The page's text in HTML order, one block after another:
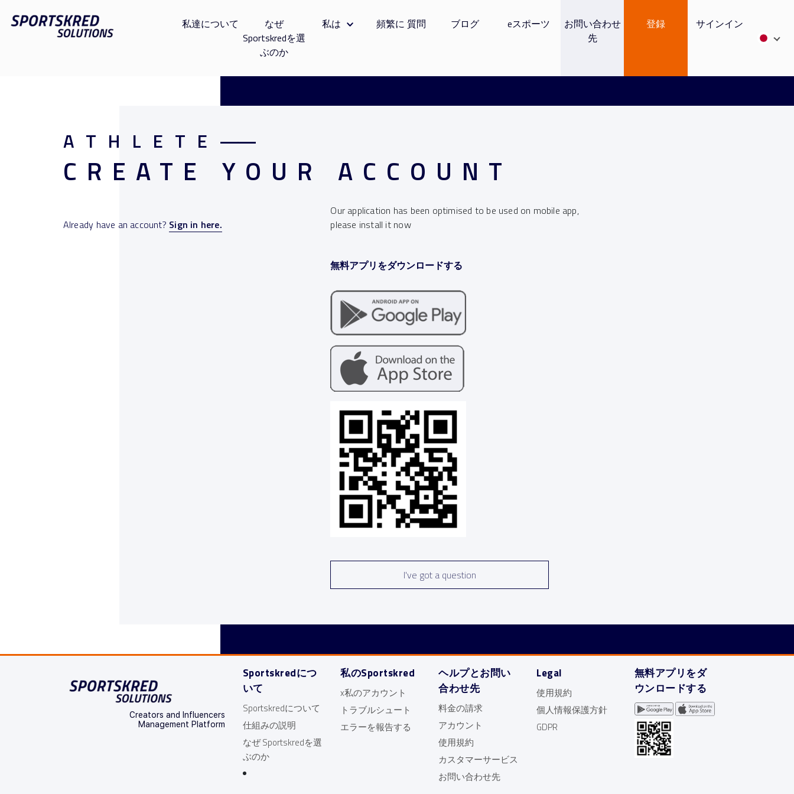
私達について
なぜ
Sportskredを選
ぶのか
私は 頻繁に 質問 ブログ eスポーツ
お問い合わせ
先
登録 サインイン
ATHLETE ——
CREATE YOUR ACCOUNT
Already have an account? Sign in here.
Our application has been optimised to be used on mobile app,
please install it now
無料アプリをダウンロードする
I've got a question
Creators and Influencers
Management Platform
Sportskredにつ
いて
Sportskredについて
仕組みの説明
なぜ Sportskredを選
ぶのか
私のSportskred
x私のアカウント
トラブルシュート
エラーを報告する
ヘルプとお問い
合わせ先
料金の請求
アカウント
使用規約
カスタマーサービス
お問い合わせ先
Legal
使用規約
個人情報保護方針
GDPR
無料アプリをダ
ウンロードする